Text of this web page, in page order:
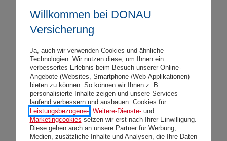
Willkommen bei DONAU
Versicherung
Ja, auch wir verwenden Cookies und ähnliche
Technologien. Wir nutzen diese, um Ihnen ein
verbessertes Erlebnis beim Besuch unserer Online-
Angebote (Websites, Smartphone-/Web-Applikationen)
bieten zu können. So können wir Ihnen z. B.
personalisierte Inhalte zeigen und unsere Services
laufend verbessern und ausbauen. Cookies für
Leistungsbezogene-, Weitere-Dienste-und
Marketingcookies setzen wir erst nach Ihrer Einwilligung.
Diese gehen auch an unsere Partner für Werbung,
Medien, zusätzliche Inhalte und Analysen, die Ihre Daten
„Wir wollen interessierte junge Menschen
über die Chancen, aber auch die
Herausforderungen informieren, die ein Job
in der Versicherungsbranche mit sich bringt.
Die Erfolge unserer Lehrlinge bestätigen,
dass die DONAU für engagierte, talentierte
junge Menschen ein attraktives
Arbeitsumfeld bietet. Ich freue mich auf den
Besuch vieler potenzieller Bewerberinnen